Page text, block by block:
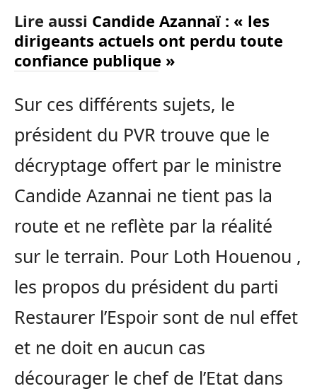
Lire aussi Candide Azannaï : « les
dirigeants actuels ont perdu toute
confiance publique »
Sur ces différents sujets, le
président du PVR trouve que le
décryptage offert par le ministre
Candide Azannai ne tient pas la
route et ne reflète par la réalité
sur le terrain. Pour Loth Houenou ,
les propos du président du parti
Restaurer l’Espoir sont de nul effet
et ne doit en aucun cas
décourager le chef de l’Etat dans